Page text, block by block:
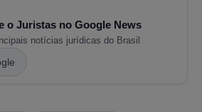
o Juristas no Google News
notícias jurídicas do Brasil